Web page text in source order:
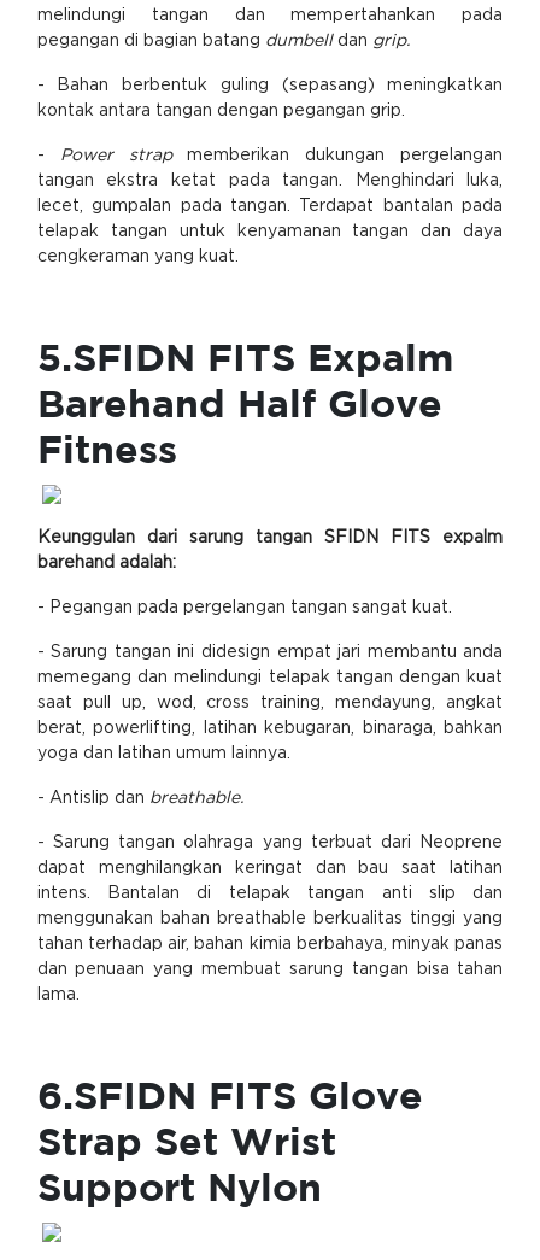
melindungi tangan dan mempertahankan pada
pegangan di bagian batang dumbell dan grip.
- Bahan berbentuk guling (sepasang) meningkatkan
kontak antara tangan dengan pegangan grip.
- Power strapmemberikan dukungan pergelangan
tangan ekstra ketat pada tangan. Menghindari luka,
lecet, gumpalan pada tangan. Terdapat bantalan pada
telapak tangan untuk kenyamanan tangan dan daya
cengkeraman yang kuat.
5.SFIDN FITS Expalm
Barehand Half Glove
Fitness
Keunggulan dari sarung tangan SFIDN FITS expalm
barehand adalah:
- Pegangan pada pergelangan tangan sangat kuat.
- Sarung tangan ini didesign empat jari membantu anda
memegang dan melindungi telapak tangan dengan kuat
saat pull up, wod, cross training, mendayung, angkat
berat, powerlifting, latihan kebugaran, binaraga, bahkan
yoga dan latihan umum lainnya.
- Antislip dan breathable.
- Sarung tangan olahraga yang terbuat dari Neoprene
dapat menghilangkan keringat dan bau saat latihan
intens. Bantalan di telapak tangan anti slip dan
menggunakan bahan breathable berkualitas tinggi yang
tahan terhadap air, bahan kimia berbahaya, minyak panas
dan penuaan yang membuat sarung tangan bisa tahan
lama.
6.SFIDN FITS Glove
Strap Set Wrist
Support Nylon